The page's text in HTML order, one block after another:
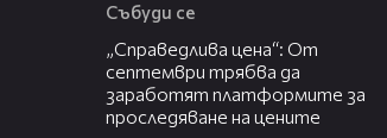
Събуди се
„Справедлива цена“: От
септември трябва да
заработят платформите за
проследяване на цените